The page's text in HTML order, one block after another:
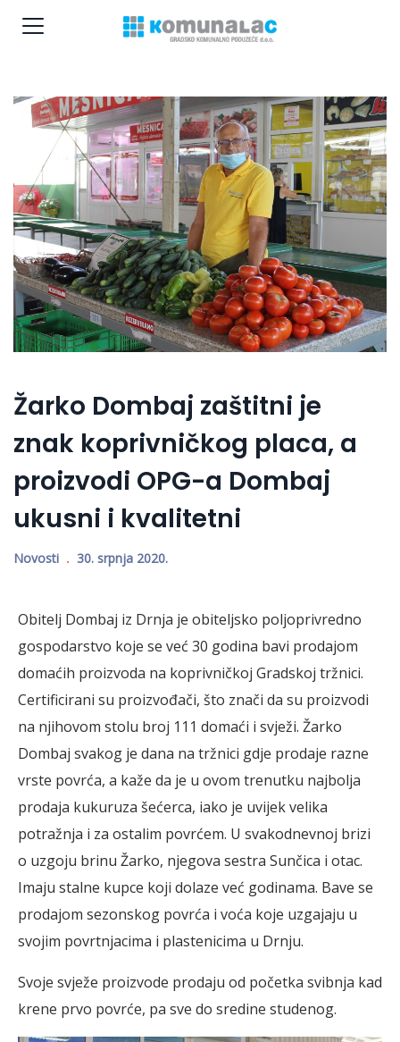
Žarko Dombaj zaštitni je
znak koprivničkog placa, a
proizvodi OPG-a Dombaj
ukusni i kvalitetni
Novosti 30. srpnja 2020.
Obitelj Dombaj iz Drnja je obiteljsko poljoprivredno
gospodarstvo koje se već 30 godina bavi prodajom
domaćih proizvoda na koprivničkoj Gradskoj tržnici.
Certificirani su proizvođači, što znači da su proizvodi
na njihovom stolu broj 111 domaći i svježi. Žarko
Dombaj svakog je dana na tržnici gdje prodaje razne
vrste povrća, a kaže da je u ovom trenutku najbolja
prodaja kukuruza šećerca, iako je uvijek velika
potražnja i za ostalim povrćem. U svakodnevnoj brizi
o uzgoju brinu Žarko, njegova sestra Sunčica i otac.
Imaju stalne kupce koji dolaze već godinama. Bave se
prodajom sezonskog povrća i voća koje uzgajaju u
svojim povrtnjacima i plastenicima u Drnju.
Svoje svježe proizvode prodaju od početka svibnja kad
krene prvo povrće, pa sve do sredine studenog.